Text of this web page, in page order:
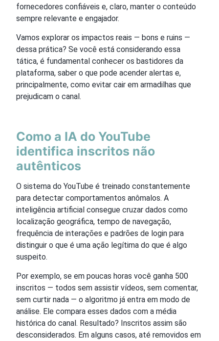
fornecedores confiáveis e, claro, manter o conteúdo
sempre relevante e engajador.
Vamos explorar os impactos reais — bons e ruins —
dessa prática? Se você está considerando essa
tática, é fundamental conhecer os bastidores da
plataforma, saber o que pode acender alertas e,
principalmente, como evitar cair em armadilhas que
prejudicam o canal.
Como a IA do YouTube
identifica inscritos não
autênticos
O sistema do YouTube é treinado constantemente
para detectar comportamentos anômalos. A
inteligência artificial consegue cruzar dados como
localização geográfica, tempo de navegação,
frequência de interações e padrões de login para
distinguir o que é uma ação legítima do que é algo
suspeito.
Por exemplo, se em poucas horas você ganha 500
inscritos — todos sem assistir vídeos, sem comentar,
sem curtir nada — o algoritmo já entra em modo de
análise. Ele compara esses dados com a média
histórica do canal. Resultado? Inscritos assim são
desconsiderados. Em alguns casos, até removidos em